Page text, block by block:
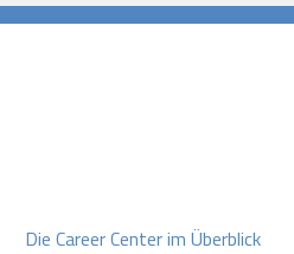
Die Career Center im Überblick